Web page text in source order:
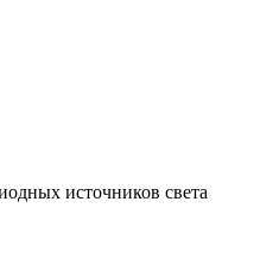
источников света